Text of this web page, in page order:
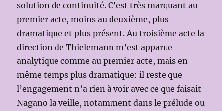
solution de continuité. C’est très marquant au
premier acte, moins au deuxième, plus
dramatique et plus présent. Au troisième acte la
direction de Thielemann m’est apparue
analytique comme au premier acte, mais en
même temps plus dramatique: il reste que
l’engagement n’a rien à voir avec ce que faisait
Nagano la veille, notamment dans le prélude ou